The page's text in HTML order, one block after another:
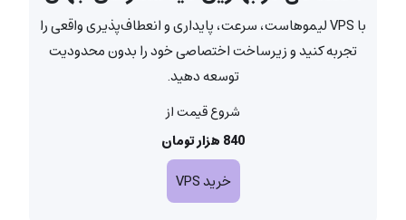
با VPS لیموهاست، سرعت، پایداری و انعطاف‌پذیری واقعی را
تجربه کنید و زیرساخت اختصاصی خود را بدون محدودیت
توسعه دهید.
شروع قیمت از
840 هزار تومان
خرید VPS